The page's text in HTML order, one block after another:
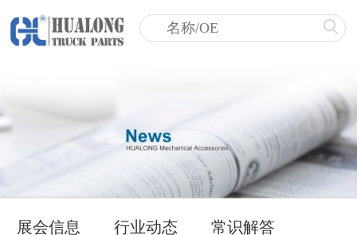
展会信息 行业动态 常识解答